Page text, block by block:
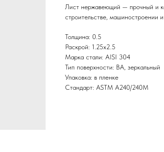
Лист нержавеющий — прочный и
строительстве, машиностроении
Толщина: 0.5
Раскрой: 1.25х2.5
Марка стали: AISI 304
Тип поверхности: BA, зеркальный
Упаковка: в пленке
Стандарт: ASTM А240/240М